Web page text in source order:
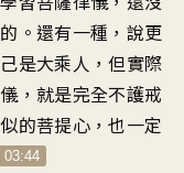
。還有一種 ， 說更
是大乘人 ，但實際
，就是完全不護戒
的菩提心 ，也一定
03:44